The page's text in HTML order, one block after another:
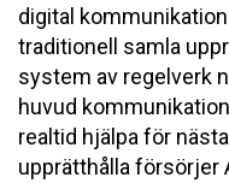
digital
traditionell samla
system av regelverk
huvud
realtid hjälpa för
upprätthålla försörjer